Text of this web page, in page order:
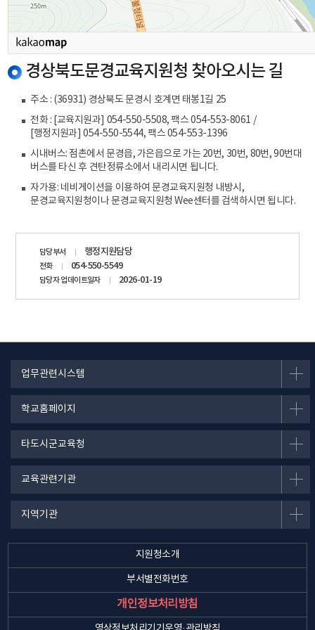
경상북도문경교육지원청 찾아오시는 길
주소 : (36931) 경상북도 문경시 호계면 태봉1길 25
전화 : [교육지원과] 054-550-5508, 팩스 054-553-8061 /
[행정지원과] 054-550-5544, 팩스 054-553-1396
시내버스: 점촌에서 문경읍, 가은읍으로 가는 20번, 30번, 80번, 90번대
버스를 타신 후 견탄정류소에서 내리시면 됩니다.
자가용: 네비게이션을 이용하여 문경교육지원청 내방시,
문경교육지원청이나 문경교육지원청 Wee센터를 검색하시면 됩니다.
담당부서 행정지원담당
전화 054-550-5549
담당자 업데이트일자 2026-01-19
업무관련시스템
학교홈페이지
타도시군교육청
교육관련기관
지역기관
지원청소개
부서별전화번호
개인정보처리방침